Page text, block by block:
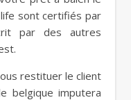
sont certifiés par
par des autres
restituer le client
belgique imputera